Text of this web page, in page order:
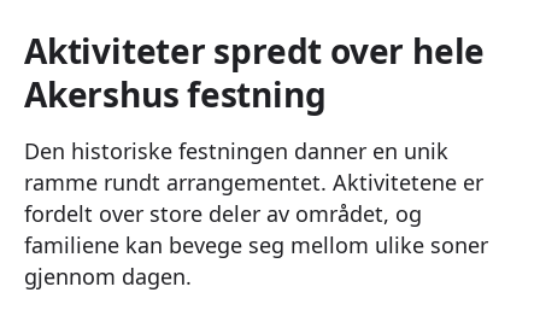
Aktiviteter spredt over hele
Akershus festning
Den historiske festningen danner en unik
ramme rundt arrangementet. Aktivitetene er
fordelt over store deler av området, og
familiene kan bevege seg mellom ulike soner
gjennom dagen.